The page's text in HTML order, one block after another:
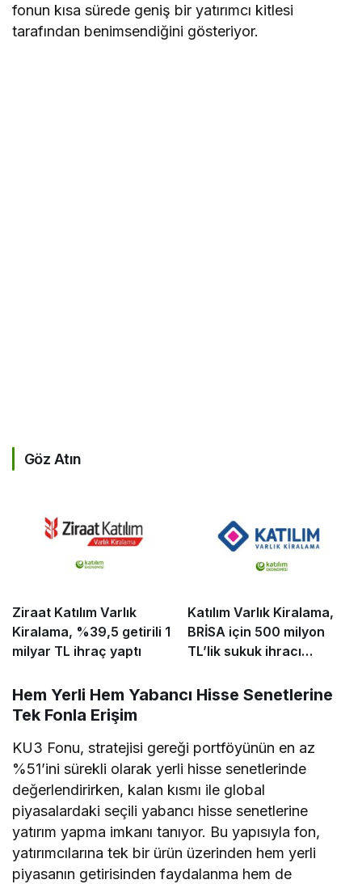
fonun kısa sürede geniş bir yatırımcı kitlesi
tarafından benimsendiğini gösteriyor.
Göz Atın
Ziraat Katılım Varlık
Kiralama, %39,5 getirili 1
milyar TL ihraç yaptı
Katılım Varlık Kiralama,
BRİSA için 500 milyon
TL’lik sukuk ihracı
​Hem Yerli Hem Yabancı Hisse Senetlerine
Tek Fonla Erişim
​KU3 Fonu, stratejisi gereği portföyünün en az
%51’ini sürekli olarak yerli hisse senetlerinde
değerlendirirken, kalan kısmı ile global
piyasalardaki seçili yabancı hisse senetlerine
yatırım yapma imkanı tanıyor. Bu yapısıyla fon,
yatırımcılarına tek bir ürün üzerinden hem yerli
piyasanın getirisinden faydalanma hem de